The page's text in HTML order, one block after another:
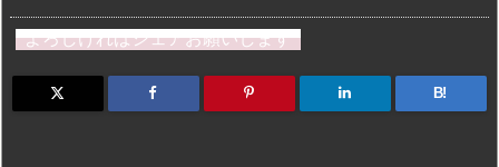
st
o
d
e
s
k
e
a
d
m
bl
r
b
o
ar
n
dr
o
よろしければシェアお願いします
B!